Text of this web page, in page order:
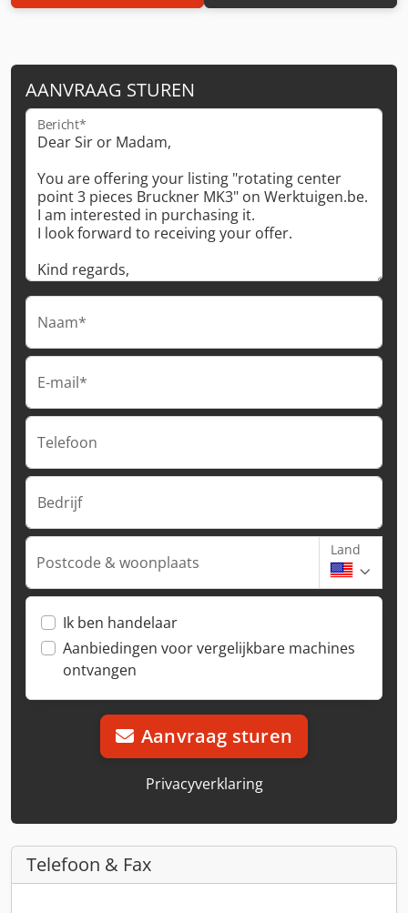
AANVRAAG STUREN
Bericht*
Naam*
E-mail*
Telefoon
Bedrijf
Postcode & woonplaats
Land
Ik ben handelaar
Aanbiedingen voor vergelijkbare machines
ontvangen
Aanvraag sturen
Privacyverklaring
Telefoon & Fax